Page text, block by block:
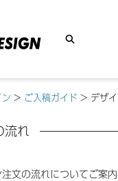
ン > ご入稿ガイド > デザ
流れ
文の流れについてご案内